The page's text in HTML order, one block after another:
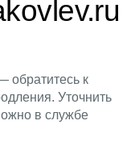
обратитесь к
Уточнить
в службе